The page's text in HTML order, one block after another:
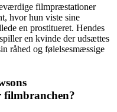
filmpræstationer
hvor hun viste sine
en prostitueret. Hendes
en kvinde der udsættes
råhed og følelsesmæssige
filmbranchen?